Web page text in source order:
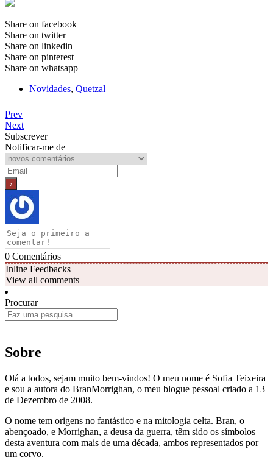
Share on facebook
Share on twitter
Share on linkedin
Share on pinterest
Share on whatsapp
Novidades, Quetzal
Prev
Next
Subscrever
Notificar-me de
0 Comentários
Inline Feedbacks
View all comments
Procurar
Sobre
Olá a todos, sejam muito bem-vindos! O meu nome é Sofia Teixeira
e sou a autora do BranMorrighan, o meu blogue pessoal criado a 13
de Dezembro de 2008.
O nome tem origens no fantástico e na mitologia celta. Bran, o
abençoado, e Morrighan, a deusa da guerra, têm sido os símbolos
desta aventura com mais de uma década, ambos representados por
um corvo.